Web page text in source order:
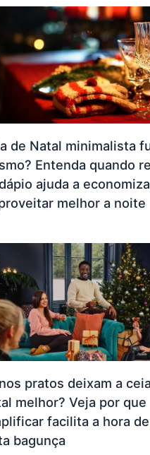
de Natal minimalista
Entenda quando
ajuda a
melhor a noite
pratos deixam a
melhor? Veja por que
facilita a hora
bagunça